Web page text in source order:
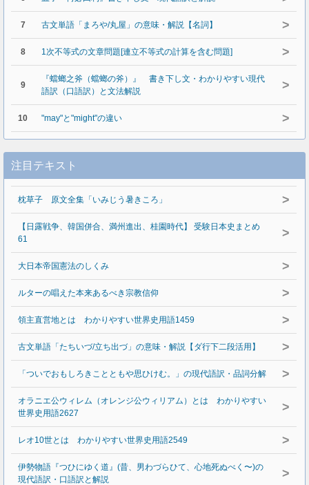
7 古文単語「まろや/丸屋」の意味・解説【名詞】 >
8 1次不等式の文章問題[連立不等式の計算を含む問題] >
9
『蟷螂之斧（蟷螂の斧）』 書き下し文・わかりやすい現代
語訳（口語訳）と文法解説
>
10 "may"と"might"の違い >
注目テキスト
枕草子 原文全集「いみじう暑きころ」 >
【日露戦争、韓国併合、満州進出、桂園時代】 受験日本史まとめ
61
>
大日本帝国憲法のしくみ >
ルターの唱えた本来あるべき宗教信仰 >
領主直営地とは わかりやすい世界史用語1459 >
古文単語「たちいづ/立ち出づ」の意味・解説【ダ行下二段活用】 >
「ついでおもしろきことともや思ひけむ。」の現代語訳・品詞分解 >
オラニエ公ウィレム（オレンジ公ウィリアム）とは わかりやすい
世界史用語2627
>
レオ10世とは わかりやすい世界史用語2549 >
伊勢物語『つひにゆく道』(昔、男わづらひて、心地死ぬべく〜)の
現代語訳・口語訳と解説
>